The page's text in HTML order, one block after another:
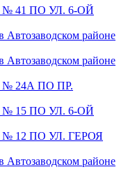
41 ПО УЛ. 6-ОЙ
районе
районе
24А ПО ПР.
15 ПО УЛ. 6-ОЙ
12 ПО УЛ. ГЕРОЯ
районе